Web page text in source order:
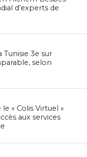
d’experts de
Tunisie 3e sur
selon
« Colis Virtuel »
aux services